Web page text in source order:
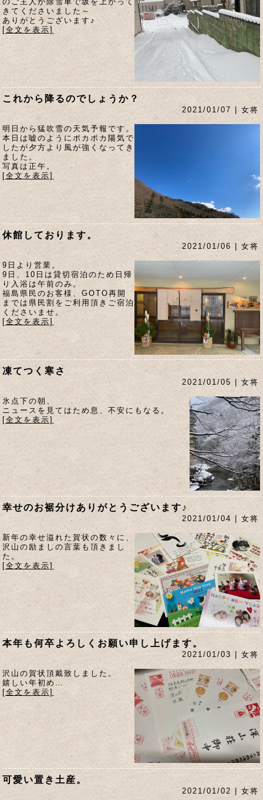
きてくださいました～
ありがとうございます♪
[全文を表示]
これから降るのでしょうか？
2021/01/07 | 女将
明日から猛吹雪の天気予報です。
本日は嘘のようにポカポカ陽気で
したが夕方より風が強くなってき
ました。
写真は正午。
[全文を表示]
休館しております。
2021/01/06 | 女将
9日より営業。
9日、10日は貸切宿泊のため日帰
り入浴は午前のみ。
福島県民のお客様、GOTO再開
までは県民割をご利用頂きご宿泊
くださいませ。
[全文を表示]
凍てつく寒さ
2021/01/05 | 女将
氷点下の朝、
ニュースを見てはため息、不安にもなる。
[全文を表示]
幸せのお裾分けありがとうございます♪
2021/01/04 | 女将
新年の幸せ溢れた賀状の数々に、
沢山の励ましの言葉も頂きまし
た。
[全文を表示]
本年も何卒よろしくお願い申し上げます。
2021/01/03 | 女将
沢山の賀状頂戴致しました。
嬉しい年初め…
[全文を表示]
可愛い置き土産。
2021/01/02 | 女将